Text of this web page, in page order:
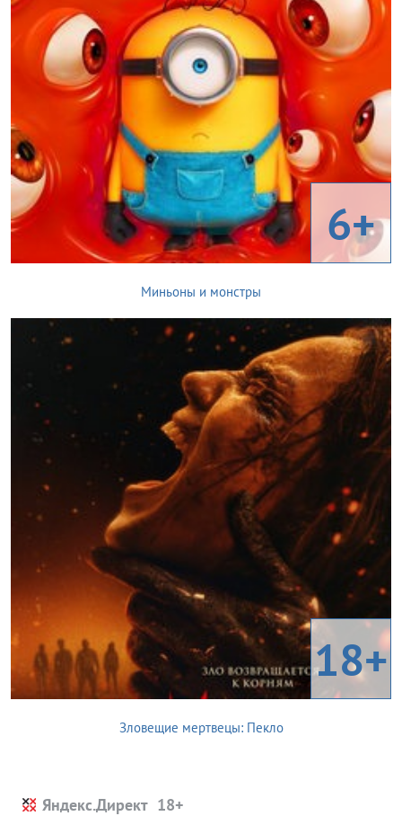
6+
Миньоны и монстры
18+
Зловещие мертвецы: Пекло
Яндекс.Директ